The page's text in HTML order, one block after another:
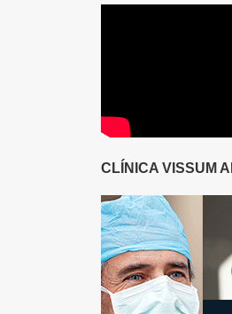
CLÍNICA VISSUM